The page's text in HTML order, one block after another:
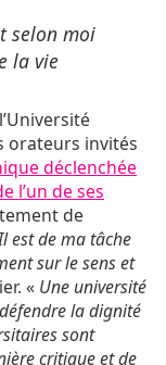
selon moi
la vie
orateurs invités
déclenchée
l’un de ses
de
est de ma tâche
sur le sens et
« Une université
la dignité
sont
critique et de